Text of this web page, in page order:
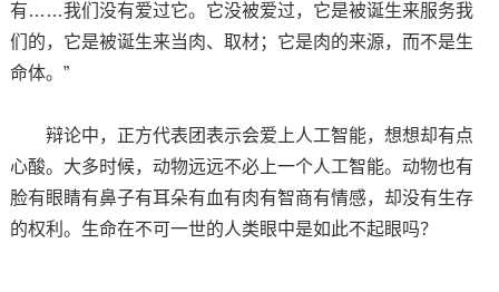
有……我们没有爱过它。它没被爱过，它是被诞生来服务我
们的，它是被诞生来当肉、取材；它是肉的来源，而不是生
命体。”
辩论中，正方代表团表示会爱上人工智能，想想却有点
心酸。大多时候，动物远远不必上一个人工智能。动物也有
脸有眼睛有鼻子有耳朵有血有肉有智商有情感，却没有生存
的权利。生命在不可一世的人类眼中是如此不起眼吗？